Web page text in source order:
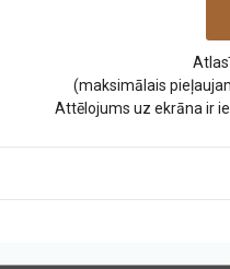
(maksimālais
Attēlojums uz ekrāna ir